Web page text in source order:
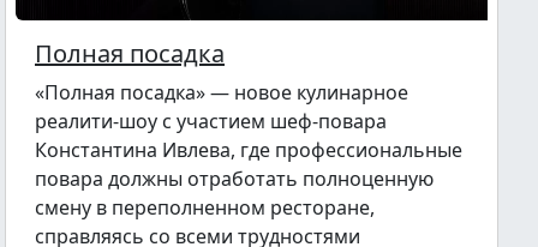
Полная посадка
«Полная посадка» — новое кулинарное
реалити-шоу с участием шеф-повара
Константина Ивлева, где профессиональные
повара должны отработать полноценную
смену в переполненном ресторане,
справляясь со всеми трудностями